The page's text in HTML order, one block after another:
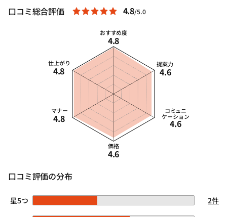
口コミ総合評価 4.8/5.0
おすすめ度
4.8
提案力
4.6
コミュニ
ケーション
4.6
価格
4.6
マナー
4.8
仕上がり
4.8
口コミ評価の分布
星5つ
2件